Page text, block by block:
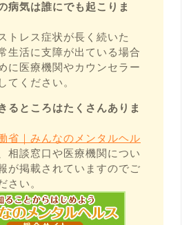
病気は誰にでも起こりま
トレス症状が長く続いた
生活に支障が出ている場合
に医療機関やカウンセラー
てください。
るところはたくさんありま
省｜みんなのメンタルヘル
相談窓口や医療機関につい
が掲載されていますのでご
さい。